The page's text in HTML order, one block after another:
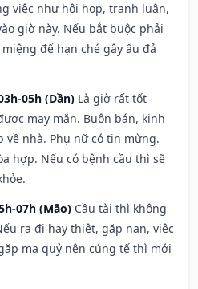
việc như hội họp, tranh luận,
giờ này. Nếu bắt buộc phải
để hạn ché gây ẩu đả
05h (Dần) Là giờ rất tốt
may mắn. Buôn bán, kinh
về nhà. Phụ nữ có tin mừng.
hợp. Nếu có bệnh cầu thì sẽ
07h (Mão) Cầu tài thì không
ra đi hay thiệt, gặp nạn, việc
ma quỷ nên cúng tế thì mới